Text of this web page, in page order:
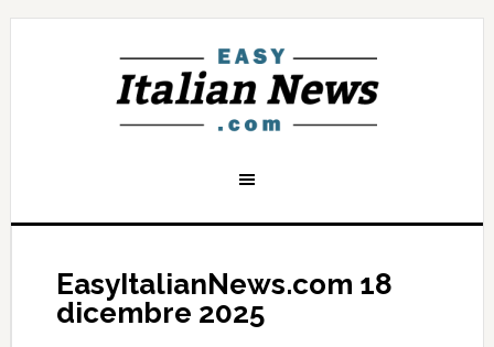
EasyItalianNews.com 18
dicembre 2025